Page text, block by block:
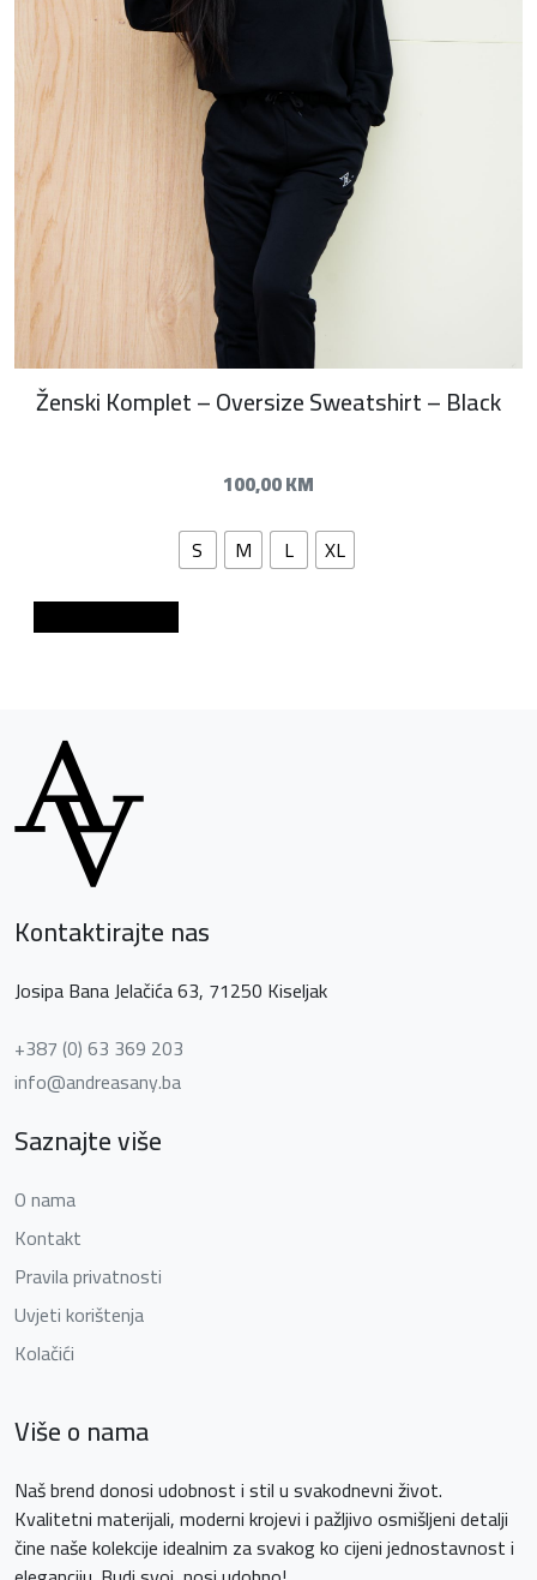
Ženski Komplet – Oversize Sweatshirt – Black
100,00KM
S
M L
XL
Kontaktirajte nas
Josipa Bana Jelačića 63, 71250 Kiseljak
+387 (0) 63 369 203
info@andreasany.ba
Saznajte više
O nama
Kontakt
Pravila privatnosti
Uvjeti korištenja
Kolačići
Više o nama
Naš brend donosi udobnost i stil u svakodnevni život.
Kvalitetni materijali, moderni krojevi i pažljivo osmišljeni detalji
čine naše kolekcije idealnim za svakog ko cijeni jednostavnost i